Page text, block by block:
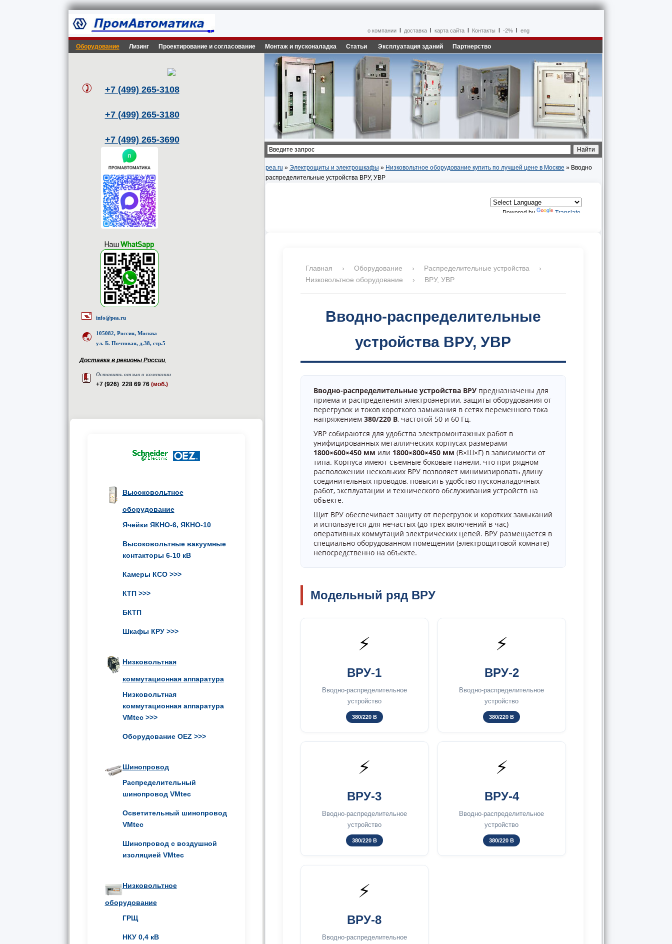
о компанииl доставкаl карта сайтаl Контакты -2%l eng
Оборудование Лизинг Проектирование и согласование Монтаж и пусконаладка Статьи Эксплуатация зданий Партнерство
+7 (499) 265-3108
+7 (499) 265-3180
+7 (499) 265-3690
info@pea.ru
105082, Россия, Москва
ул. Б. Почтовая, д.38, стр.5
Доставка в регионы России,
Оставить отзыв о компании
+7 (926) 228 69 76 (моб.)
Высоковольтное
оборудование
Ячейки ЯКНО-6, ЯКНО-10
Высоковольтные вакуумные
контакторы 6-10 кВ
Камеры КСО >>>
КТП >>>
БКТП
Шкафы КРУ >>>
Низковольтная
коммутационная аппаратура
Низковольтная
коммутационная аппаратура
VMtec >>>
Оборудование OEZ >>>
Шинопровод
Распределительный
шинопровод VMtec
Осветительный шинопровод
VMtec
Шинопровод с воздушной
изоляцией VMtec
Низковольтное
оборудование
ГРЩ
НКУ 0,4 кВ
pea.ru » Электрощиты и электрошкафы » Низковольтное оборудование купить по лучшей цене в Москве » Вводно
распределительные устройства ВРУ, УВР
Powered by Translate
Главная › Оборудование › Распределительные устройства
›
Низковольтное оборудование
› ВРУ, УВР
Вводно-распределительные
устройства ВРУ, УВР
Вводно-распределительные устройства ВРУпредназначены для
приёма и распределения электроэнергии, защиты оборудования от
перегрузок и токов короткого замыкания в сетях переменного тока
напряжением 380/220 В, частотой 50 и 60 Гц.
УВР собираются для удобства электромонтажных работ в
унифицированных металлических корпусах размерами
1800×600×450 мм или 1800×800×450 мм (В×Ш×Г) в зависимости от
типа. Корпуса имеют съёмные боковые панели, что при рядном
расположении нескольких ВРУ позволяет минимизировать длину
соединительных проводов, повысить удобство пусконаладочных
работ, эксплуатации и технического обслуживания устройств на
объекте.
Щит ВРУ обеспечивает защиту от перегрузок и коротких замыканий
и используется для нечастых (до трёх включений в час)
оперативных коммутаций электрических цепей. ВРУ размещается в
специально оборудованном помещении (электрощитовой комнате)
непосредственно на объекте.
Модельный ряд ВРУ
⚡
ВРУ-1
Вводно-распределительное
устройство
380/220 В
⚡
ВРУ-2
Вводно-распределительное
устройство
380/220 В
⚡
ВРУ-3
Вводно-распределительное
устройство
380/220 В
⚡
ВРУ-4
Вводно-распределительное
устройство
380/220 В
⚡
ВРУ-8
Вводно-распределительное